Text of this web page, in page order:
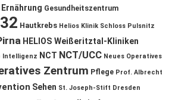
Ernährung Gesundheitszentrum
Hautkrebs Helios Klinik Schloss Pulsnitz
HELIOS Weißeritztal-Kliniken
Intelligenz NCT NCT/UCC Neues Operatives
Zentrum Pflege Prof. Albrecht
Sehen St. Joseph-Stift Dresden